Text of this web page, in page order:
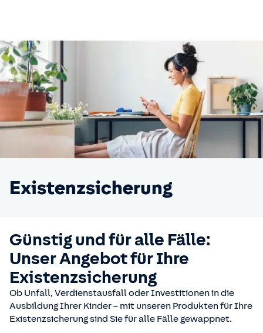
Existenzsicherung
Günstig und für alle Fälle:
Unser Angebot für Ihre
Existenzsicherung
Ob Unfall, Verdienstausfall oder Investitionen in die
Ausbildung Ihrer Kinder – mit unseren Produkten für Ihre
Existenzsicherung sind Sie für alle Fälle gewappnet.